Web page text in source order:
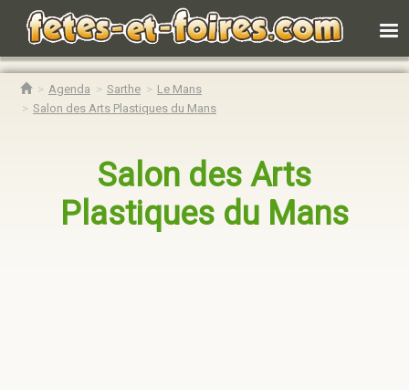
Agenda Sarthe
Le Mans
Salon des Arts Plastiques du Mans
Salon des Arts
Plastiques du Mans